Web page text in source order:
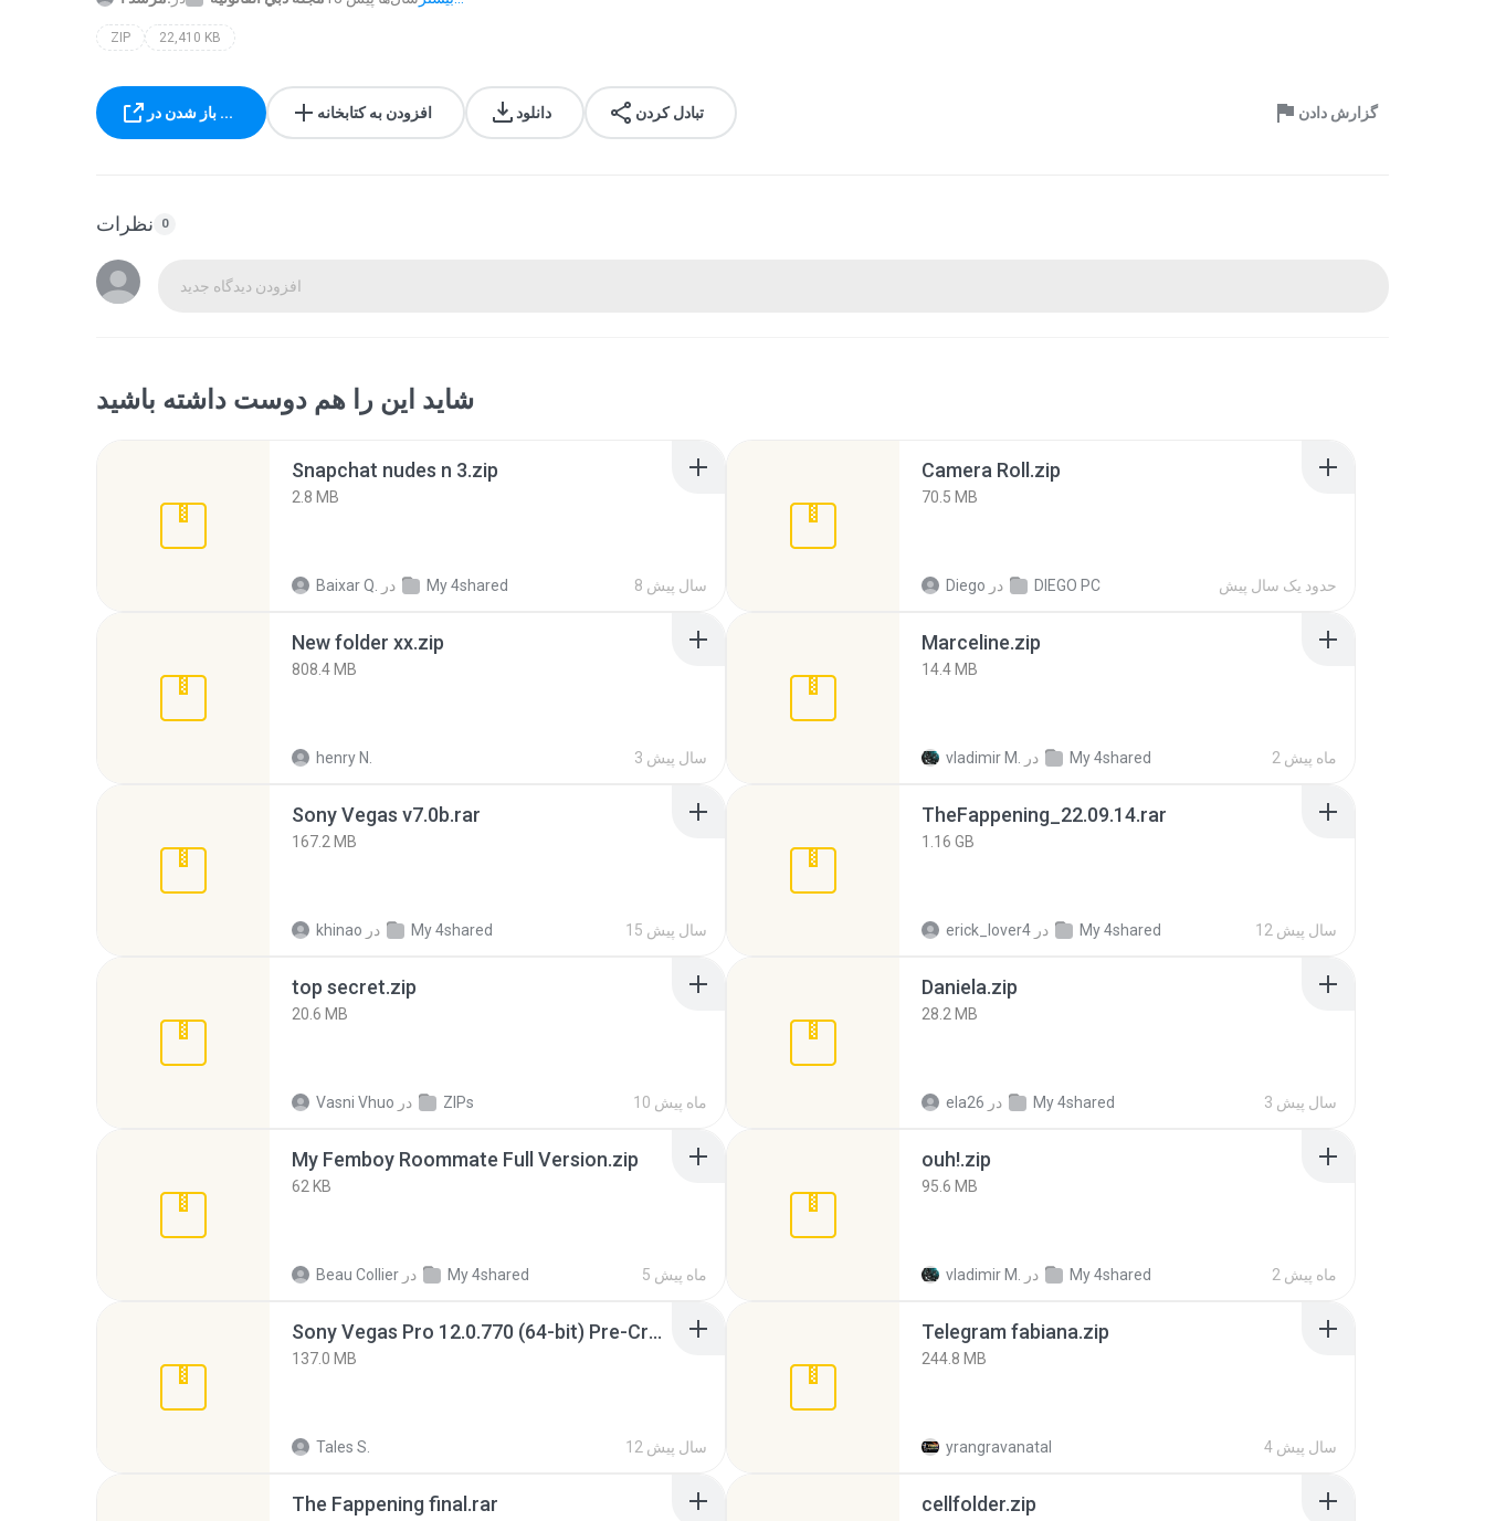
ZIP 22,410 KB
باز شدن در ... افزودن به کتابخانه دانلود تبادل کردن گزارش دادن
نظرات 0
افزودن دیدگاه جدید
شاید این را هم دوست داشته باشید
Snapchat nudes n 3.zip
2.8 MB
Baixar Q. در My 4shared 8 سال پیش
Camera Roll.zip
70.5 MB
Diego در DIEGO PC حدود یک سال پیش
New folder xx.zip
808.4 MB
henry N. 3 سال پیش
Marceline.zip
14.4 MB
vladimir M. در My 4shared 2 ماه پیش
Sony Vegas v7.0b.rar
167.2 MB
khinao در My 4shared 15 سال پیش
TheFappening_22.09.14.rar
1.16 GB
erick_lover4 در My 4shared 12 سال پیش
top secret.zip
20.6 MB
Vasni Vhuo در ZIPs 10 ماه پیش
Daniela.zip
28.2 MB
ela26 در My 4shared 3 سال پیش
My Femboy Roommate Full Version.zip
62 KB
Beau Collier در My 4shared 5 ماه پیش
ouh!.zip
95.6 MB
vladimir M. در My 4shared 2 ماه پیش
Sony Vegas Pro 12.0.770 (64-bit) Pre-Cracked.zip
137.0 MB
Tales S. 12 سال پیش
Telegram fabiana.zip
244.8 MB
yrangravanatal 4 سال پیش
The Fappening final.rar cellfolder.zip